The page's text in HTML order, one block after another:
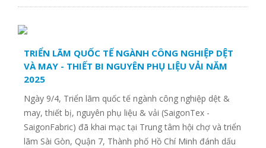
Công ty TNHH Emily Q Việt Nam
CÔNG TY TNHH VẢI SỢI VIỆT HƯNG
TRIỂN LÃM QUỐC TẾ NGÀNH CÔNG NGHIỆP DỆT
VÀ MAY - THIẾT BI NGUYÊN PHỤ LIỆU VẢI NĂM
2025
Ngày 9/4, Triển lãm quốc tế ngành công nghiệp dệt &
may, thiết bị, nguyên phụ liệu & vải (SaigonTex -
SaigonFabric) đã khai mạc tại Trung tâm hội chợ và triển
lãm Sài Gòn, Quận 7, Thành phố Hồ Chí Minh đánh dấu